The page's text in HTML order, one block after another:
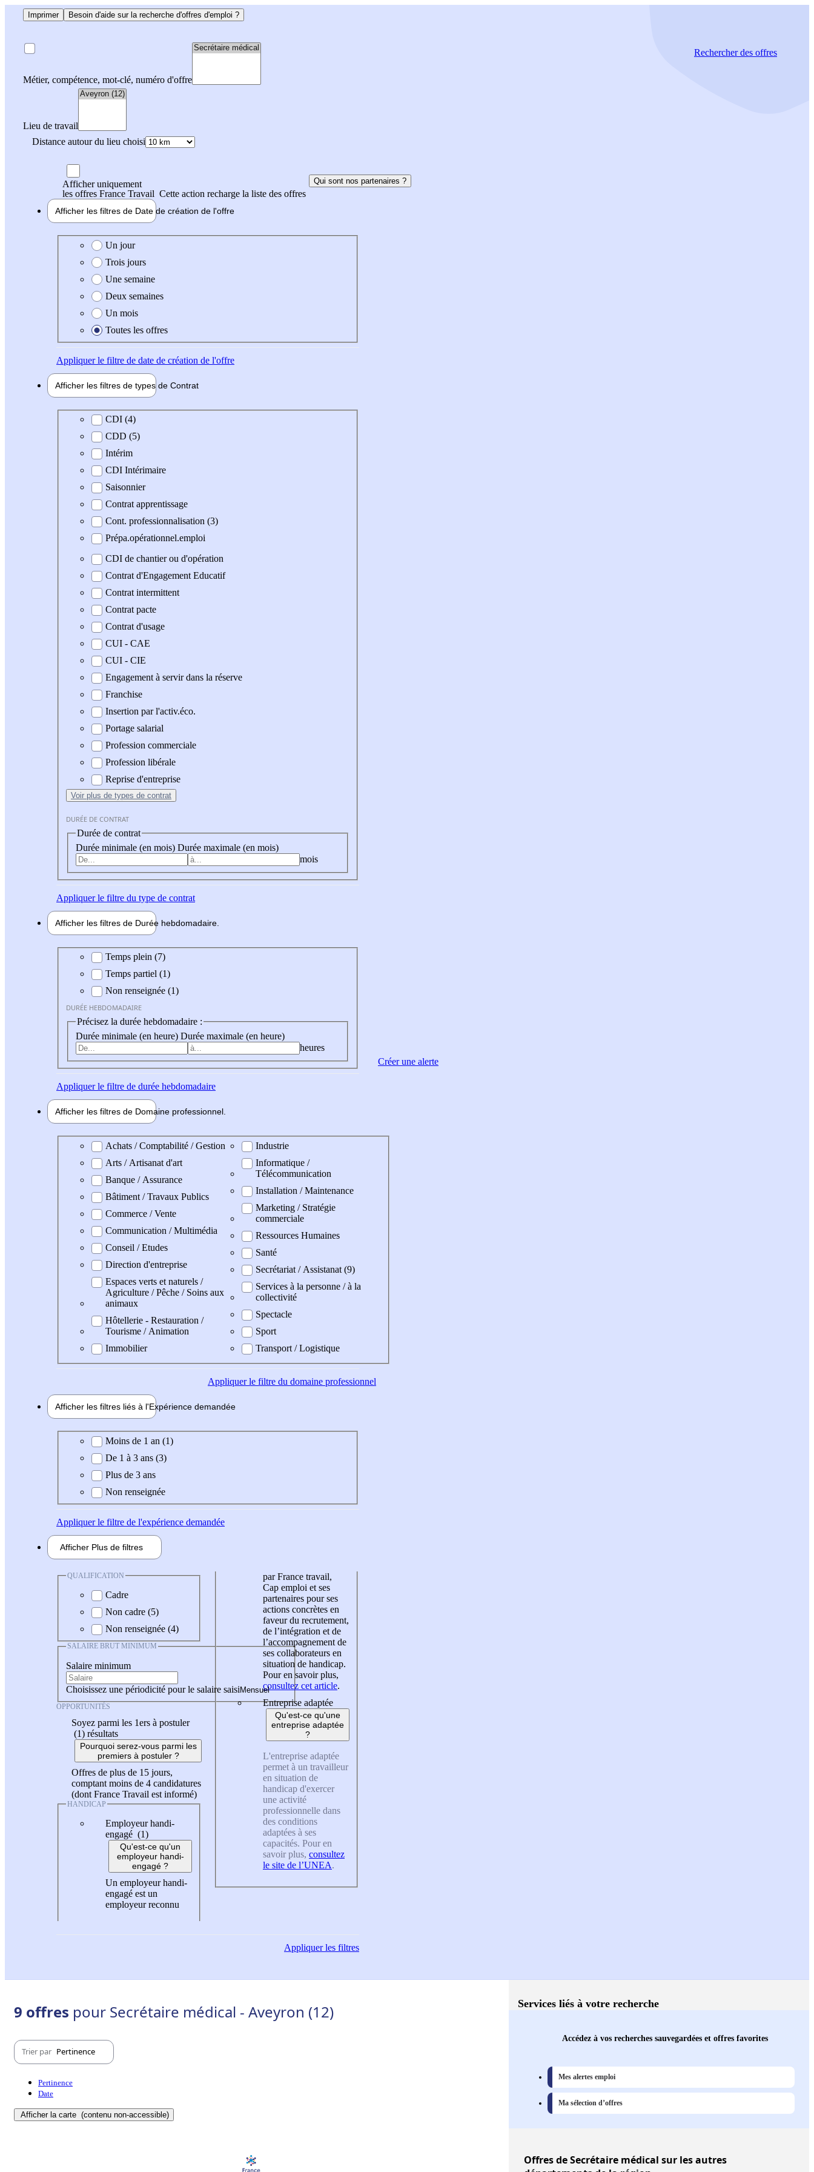
Imprimer Besoin d'aide sur la recherche d'offres d'emploi ?
Métier, compétence, mot-clé, numéro d'offre
Lieu de travail
Distance autour du lieu choisi
Rechercherdes offres
Afficher uniquement
les offres France Travail Cette action recharge la liste des offres
Qui sont nos partenaires ?
Afficher les filtres de Date de création de l'offre
Date de création de l'offre
Un jour
Trois jours
Une semaine
Deux semaines
Un mois
Toutes les offres
Appliquerle filtre de date de création de l'offre
Afficher les filtres de types de Contrat
Type de contrat
CDI (4)
CDD (5)
Intérim
CDI Intérimaire
Saisonnier
Contrat apprentissage
Cont. professionnalisation (3)
Prépa.opérationnel.emploi
CDI de chantier ou d'opération
Contrat d'Engagement Educatif
Contrat intermittent
Contrat pacte
Contrat d'usage
CUI - CAE
CUI - CIE
Engagement à servir dans la réserve
Franchise
Insertion par l'activ.éco.
Portage salarial
Profession commerciale
Profession libérale
Reprise d'entreprise
Voir plus de types de contrat
DURÉE DE CONTRAT
Durée de contrat
Durée minimale (en mois) Durée maximale (en mois)
mois
Appliquerle filtre du type de contrat
Afficher les filtres de Durée hebdomadaire
Durée hebdomadaire
Temps plein (7)
Temps partiel (1)
Non renseignée (1)
DURÉE HEBDOMADAIRE
Précisez la durée hebdomadaire :
Durée minimale (en heure) Durée maximale (en heure)
heures
Appliquerle filtre de durée hebdomadaire
Afficher les filtres de Domaine professionnel
Domaine professionel
Achats / Comptabilité / Gestion
Arts / Artisanat d'art
Banque / Assurance
Bâtiment / Travaux Publics
Commerce / Vente
Communication / Multimédia
Conseil / Etudes
Direction d'entreprise
Espaces verts et naturels /
Agriculture / Pêche / Soins aux
animaux
Hôtellerie - Restauration /
Tourisme / Animation
Immobilier
Industrie
Informatique /
Télécommunication
Installation / Maintenance
Marketing / Stratégie
commerciale
Ressources Humaines
Santé
Secrétariat / Assistanat (9)
Services à la personne / à la
collectivité
Spectacle
Sport
Transport / Logistique
Appliquerle filtre du domaine professionnel
Afficher les filtres liés à l'Expérience demandée
Expérience demandée
Moins de 1 an (1)
De 1 à 3 ans (3)
Plus de 3 ans
Non renseignée
Appliquerle filtre de l'expérience demandée
Afficher Plus de filtres
QUALIFICATION
Cadre
Non cadre (5)
Non renseignée (4)
SALAIRE BRUT MINIMUM
Salaire minimum
Choisissez une périodicité pour le salaire saisi
OPPORTUNITÉS
Soyez parmi les 1ers à postuler
(1) résultats
Pourquoi serez-vous parmi les
premiers à postuler ?
Offres de plus de 15 jours,
comptant moins de 4 candidatures
(dont France Travail est informé)
HANDICAP
Employeur handi-
engagé (1)
Qu'est-ce qu'un
employeur handi-
engagé ?
Un employeur handi-
engagé est un
employeur reconnu
par France travail,
Cap emploi et ses
partenaires pour ses
actions concrètes en
faveur du recrutement,
de l’intégration et de
l’accompagnement de
ses collaborateurs en
situation de handicap.
Pour en savoir plus,
consultez cet article.
Entreprise adaptée
Qu'est-ce qu'une
entreprise adaptée
?
L'entreprise adaptée
permet à un travailleur
en situation de
handicap d'exercer
une activité
professionnelle dans
des conditions
adaptées à ses
capacités. Pour en
savoir plus, consultez
le site de l’UNEA.
Appliquerles filtres
Créer une alerte
9 offres pour Secrétaire médical - Aveyron (12)
Trier par Pertinence
Pertinence
Date
Afficher la carte (contenu non-accessible)
Services liés à votre recherche
Accédez à vos recherches sauvegardées et offres favorites
Mes alertes emploi
Ma sélection d’offres
Offresde Secrétaire médical sur les autres